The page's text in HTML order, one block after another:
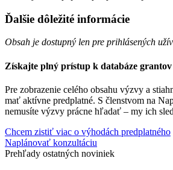
Ďalšie dôležité informácie
Obsah je dostupný len pre prihlásených
Získajte plný prístup k databáze grantov
Pre zobrazenie celého obsahu výzvy a
mať aktívne predplatné. S členstvom na
nemusíte výzvy prácne hľadať – my ich
Chcem zistiť viac o výhodách predplatného
Naplánovať konzultáciu
Prehľady ostatných noviniek